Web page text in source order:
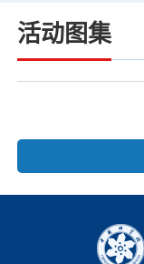
活动图集